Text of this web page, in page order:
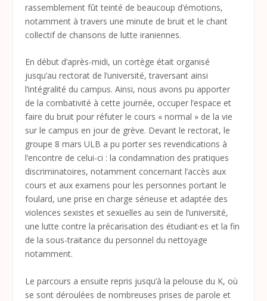
rassemblement fût teinté de beaucoup d’émotions,
notamment à travers une minute de bruit et le chant
collectif de chansons de lutte iraniennes.
En début d’après-midi, un cortège était organisé
jusqu’au rectorat de l’université, traversant ainsi
l’intégralité du campus. Ainsi, nous avons pu apporter
de la combativité à cette journée, occuper l’espace et
faire du bruit pour réfuter le cours « normal » de la vie
sur le campus en jour de grève. Devant le rectorat, le
groupe 8 mars ULB a pu porter ses revendications à
l’encontre de celui-ci : la condamnation des pratiques
discriminatoires, notamment concernant l’accès aux
cours et aux examens pour les personnes portant le
foulard, une prise en charge sérieuse et adaptée des
violences sexistes et sexuelles au sein de l’université,
une lutte contre la précarisation des étudiant·es et la fin
de la sous-traitance du personnel du nettoyage
notamment.
Le parcours a ensuite repris jusqu’à la pelouse du K, où
se sont déroulées de nombreuses prises de parole et